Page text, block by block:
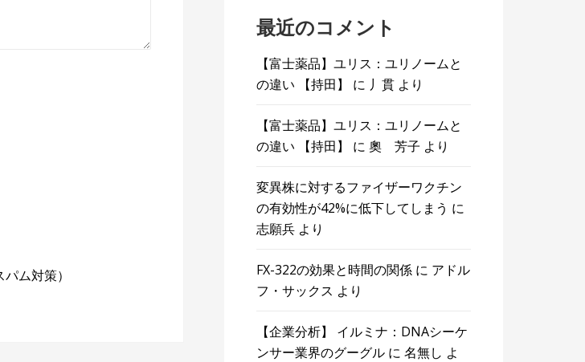
ム対策）
最近のコメント
【富士薬品】ユリス：ユリノームと
の違い 【持田】
に 丿貫 より
【富士薬品】ユリス：ユリノームと
の違い 【持田】
に奧 芳子 より
変異株に対するファイザーワクチン
の有効性が42%に低下してしまう に
志願兵 より
FX-322の効果と時間の関係 に アドル
フ・サックス より
【企業分析】 イルミナ：DNAシーケ
ンサー業界のグーグル に名無し よ